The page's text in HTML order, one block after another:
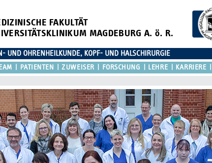
FAKULTÄT
MAGDEBURG A. ö. R.
UND OHRENHEILKUNDE, KOPF- UND HALSCHIRURGIE
PATIENTEN ZUWEISER FORSCHUNG LEHRE KARRIERE